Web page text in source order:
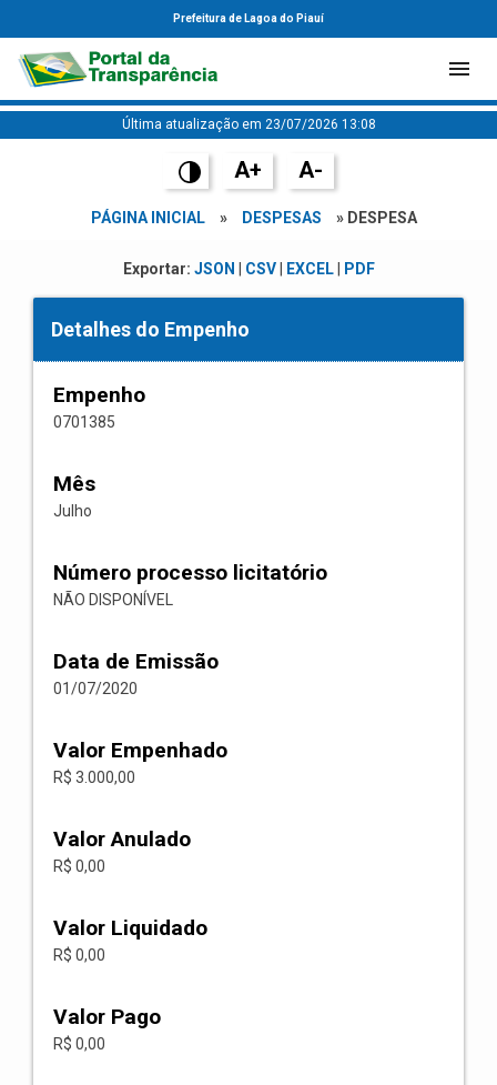
Prefeitura de Lagoa do Piauí
Última atualização em 23/07/2026 13:08
A+ A-
PÁGINA INICIAL » DESPESAS » DESPESA
Exportar: JSON CSV| EXCEL| PDF
Detalhes do Empenho
Empenho
0701385
Mês
Julho
Número processo licitatório
NÃO DISPONÍVEL
Data de Emissão
01/07/2020
Valor Empenhado
R$ 3.000,00
Valor Anulado
R$ 0,00
Valor Liquidado
R$ 0,00
Valor Pago
R$ 0,00